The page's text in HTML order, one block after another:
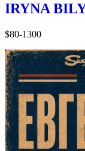
IRYNA
$80-1300